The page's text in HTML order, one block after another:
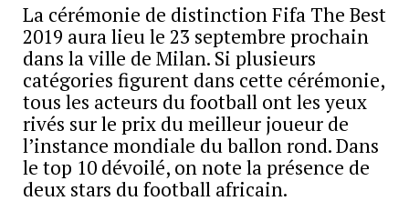
La cérémonie de distinction Fifa The Best
2019 aura lieu le 23 septembre prochain
dans la ville de Milan. Si plusieurs
catégories figurent dans cette cérémonie,
tous les acteurs du football ont les yeux
rivés sur le prix du meilleur joueur de
l’instance mondiale du ballon rond. Dans
le top 10 dévoilé, on note la présence de
deux stars du football africain.